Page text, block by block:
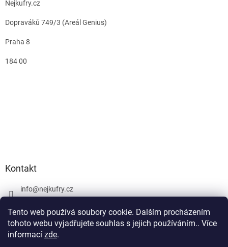
Tento web používá soubory cookie. Dalším procházením
tohoto webu vyjadřujete souhlas s jejich používáním.. Více
informací zde.
Nejkufry.cz
Dopraváků 749/3 (Areál Genius)
Praha 8
184 00
Kontakt
info@nejkufry.cz
Facebook